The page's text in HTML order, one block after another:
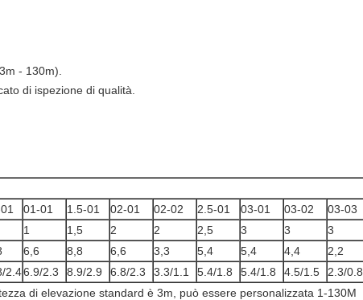
- 130m).
di ispezione di qualità.
01-01 1.5-01 02-01 02-02 2.5-01 03-01 03-02 03-03
1 1,5 2 2 2,5 3 3 3
6,6 8,8 6,6 3,3 5,4 5,4 4,4 2,2
2.46.9/2.3 8.9/2.9 6.8/2.3 3.3/1.1 5.4/1.8 5.4/1.8 4.5/1.5 2.3/0.8
di elevazione standard è 3m, può essere personalizzata 1-130M